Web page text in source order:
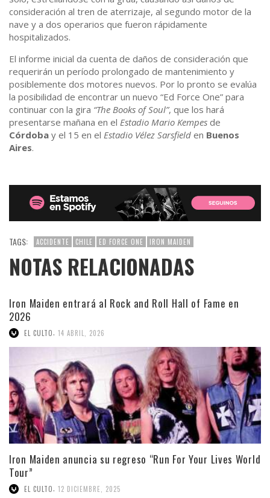
consideración al tren de aterrizaje, al segundo motor de la
nave y a dos operarios que fueron rápidamente
hospitalizados.
El informe inicial da cuenta de daños de consideración que
requerirán un período prolongado de mantenimiento y
posiblemente dos motores nuevos. Por lo pronto se evalúa
la posibilidad de encontrar un nuevo “Ed Force One” para
continuar con la gira “The Books of Soul”, que los hará
presentarse mañana en el Estadio Mario Kempes de
Córdoba y el 15 en el Estadio Vélez Sarsfield en Buenos
Aires.
TAGS: ACCIDENTE CHILE ED FORCE ONE IRON MAIDEN
NOTAS RELACIONADAS
Iron Maiden entrará al Rock and Roll Hall of Fame en
2026
EL CULTO, 14 ABRIL, 2026
Iron Maiden anuncia su regreso “Run For Your Lives World
Tour”
EL CULTO 12 DICIEMBRE, 2025